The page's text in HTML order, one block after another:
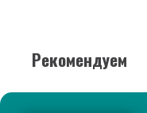
Рекомендуем